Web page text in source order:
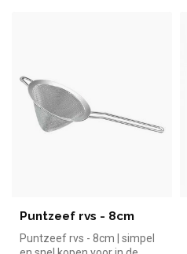
Puntzeef rvs - 8cm
Puntzeef rvs - 8cm | simpel